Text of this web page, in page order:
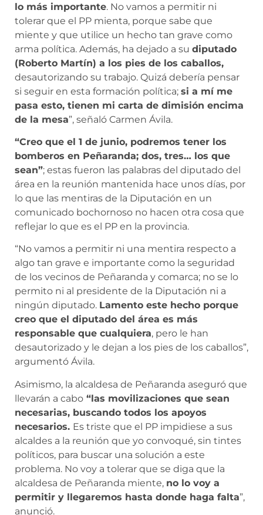
lo más importante. No vamos a permitir ni
tolerar que el PP mienta, porque sabe que
miente y que utilice un hecho tan grave como
arma política. Además, ha dejado a su diputado
(Roberto Martín) a los pies de los caballos,
desautorizando su trabajo. Quizá debería pensar
si seguir en esta formación política; si a mí me
pasa esto, tienen mi carta de dimisión encima
de la mesa”, señaló Carmen Ávila.
“Creo que el 1 de junio, podremos tener los
bomberos en Peñaranda; dos, tres… los que
sean”; estas fueron las palabras del diputado del
área en la reunión mantenida hace unos días, por
lo que las mentiras de la Diputación en un
comunicado bochornoso no hacen otra cosa que
reflejar lo que es el PP en la provincia.
“No vamos a permitir ni una mentira respecto a
algo tan grave e importante como la seguridad
de los vecinos de Peñaranda y comarca; no se lo
permito ni al presidente de la Diputación ni a
ningún diputado. Lamento este hecho porque
creo que el diputado del área es más
responsable que cualquiera, pero le han
desautorizado y le dejan a los pies de los caballos”,
argumentó Ávila.
Asimismo, la alcaldesa de Peñaranda aseguró que
llevarán a cabo “las movilizaciones que sean
necesarias, buscando todos los apoyos
necesarios. Es triste que el PP impidiese a sus
alcaldes a la reunión que yo convoqué, sin tintes
políticos, para buscar una solución a este
problema. No voy a tolerar que se diga que la
alcaldesa de Peñaranda miente, no lo voy a
permitir y llegaremos hasta donde haga falta”,
anunció.